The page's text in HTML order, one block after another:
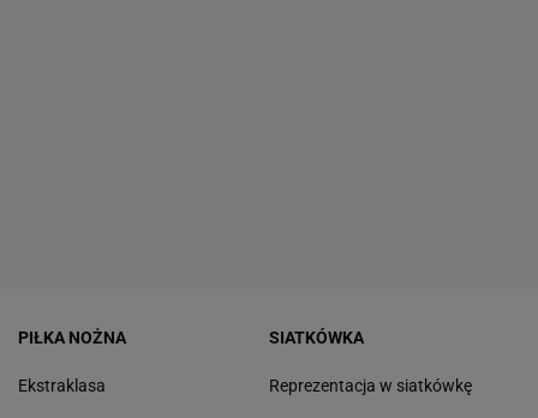
PIŁKA NOŻNA
Ekstraklasa
SIATKÓWKA
Reprezentacja w siatkówkę